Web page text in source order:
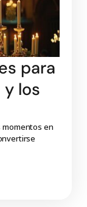
para
y los
momentos en